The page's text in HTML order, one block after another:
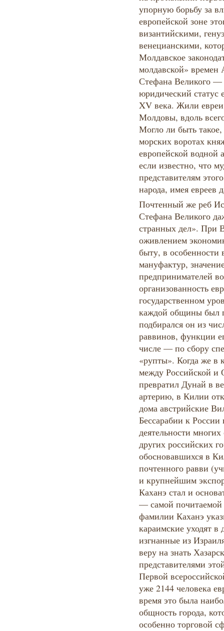
упорную борьбу за
европейской зоне
византийскими,
венецианскими,
Молдавское
молдавской» времен
Стефана Великого —
юридический статус
XV века. Жили евреи
Молдовы, вдоль
Могло ли быть
морских воротах
европейской водной
если известно, что
представителям
народа, имея евреев
Почтенный же реб
Стефана Великого
странных дел». При
оживлением
быту, в особенности
мануфактур,
предпринимателей
организованность
государственном
каждой общины был
подбирался он из
раввинов, функции
числе — по сбору
«рупты». Когда же в
между Российской и
превратил Дунай в
артерию, в Килии
дома австрийские
Бессарабии к
деятельности
других российских
обосновавшихся в
почтенного равви
и крупнейшим
Каханэ стал и
— самой
фамилии Каханэ
караимские уходят в
изгнанные из
веру на знать
представителями
Первой
уже 2144 человека
время это была
общность города,
особенно торговой